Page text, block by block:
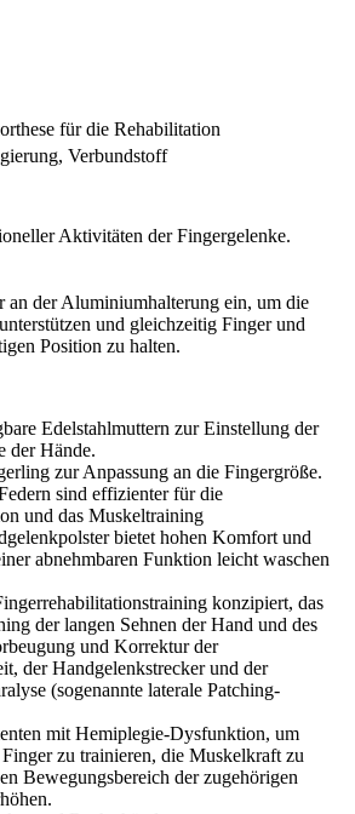
für die Rehabilitation
Verbundstoff
Aktivitäten der Fingergelenke.
an der Aluminiumhalterung ein, um die
und gleichzeitig Finger und
Position zu halten.
Edelstahlmuttern zur Einstellung der
der Hände.
zur Anpassung an die Fingergröße.
sind effizienter für die
und das Muskeltraining
bietet hohen Komfort und
abnehmbaren Funktion leicht waschen
konzipiert, das
der langen Sehnen der Hand und des
und Korrektur der
der Handgelenkstrecker und der
(sogenannte laterale Patching-
mit Hemiplegie-Dysfunktion, um
zu trainieren, die Muskelkraft zu
Bewegungsbereich der zugehörigen